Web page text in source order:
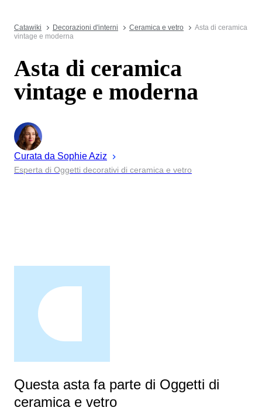
Catawiki Decorazioni d'interni Ceramica e vetro
Asta di ceramica
vintage e moderna
Asta di ceramica
vintage e moderna
Curata da SophieAziz
Esperta di Oggetti decorativi di ceramica e vetro
Questa asta fa parte di Oggetti di
ceramica e vetro